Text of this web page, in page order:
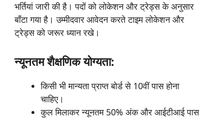
भर्तियां जारी की है। पदों को लोकेशन और ट्रेड्स के अनुसार
बाँटा गया है। उम्मीदवार आवेदन करते टाइम लोकेशन और
ट्रेड्स को जरूर ध्यान रखे।
न्यूनतम शैक्षणिक योग्यता:
किसी भी मान्यता प्राप्त बोर्ड से 10वीं पास होना
चाहिए।
कुल मिलाकर न्यूनतम 50% अंक और आईटीआई पास